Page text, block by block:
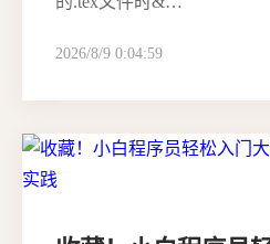
2026/8/9 0:04:59